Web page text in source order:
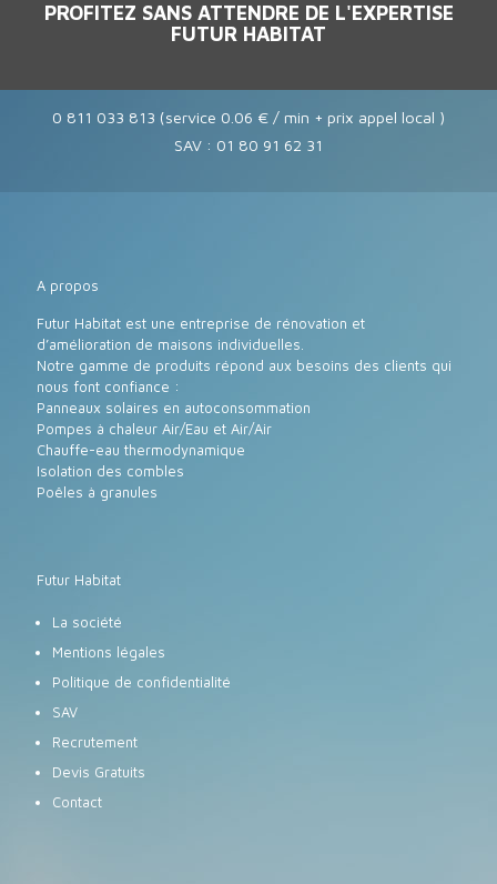
PROFITEZ SANS ATTENDRE DE L'EXPERTISE
FUTUR HABITAT
0 811 033 813 (service 0.06 € / min + prix appel local )
SAV : 01 80 91 62 31
A propos
Futur Habitat est une entreprise de rénovation et
d’amélioration de maisons individuelles.
Notre gamme de produits répond aux besoins des clients qui
nous font confiance :
Panneaux solaires en autoconsommation
Pompes à chaleur Air/Eau et Air/Air
Chauffe-eau thermodynamique
Isolation des combles
Poêles à granules
Futur Habitat
La société
Mentions légales
Politique de confidentialité
SAV
Recrutement
Devis Gratuits
Contact